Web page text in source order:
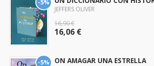
-5%
JEFFERS OLIVER
16,90 €
16,06 €
-5% ON AMAGAR UNA ESTRELLA